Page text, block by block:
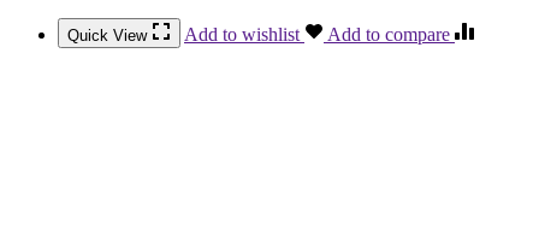
Quick View Add to wishlist Add to compare